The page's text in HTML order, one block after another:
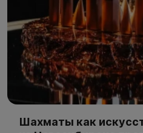
Шахматы как